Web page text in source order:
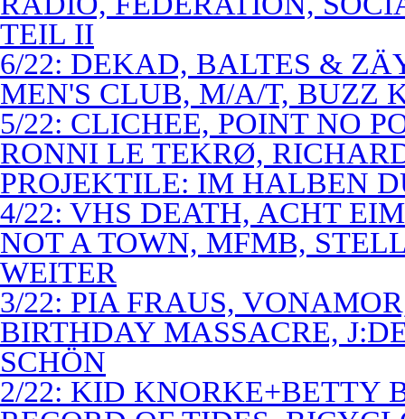
TEIL II
6/22: DEKAD, BALTES &
MEN'S CLUB, M/A/T, BUZZ
5/22: CLICHEE, POINT NO
RONNI LE TEKRØ,
PROJEKTILE: IM HALBEN
4/22: VHS DEATH, ACHT
NOT A TOWN, MFMB,
WEITER
3/22: PIA FRAUS,
BIRTHDAY MASSACRE,
SCHÖN
2/22: KID KNORKE+BETTY